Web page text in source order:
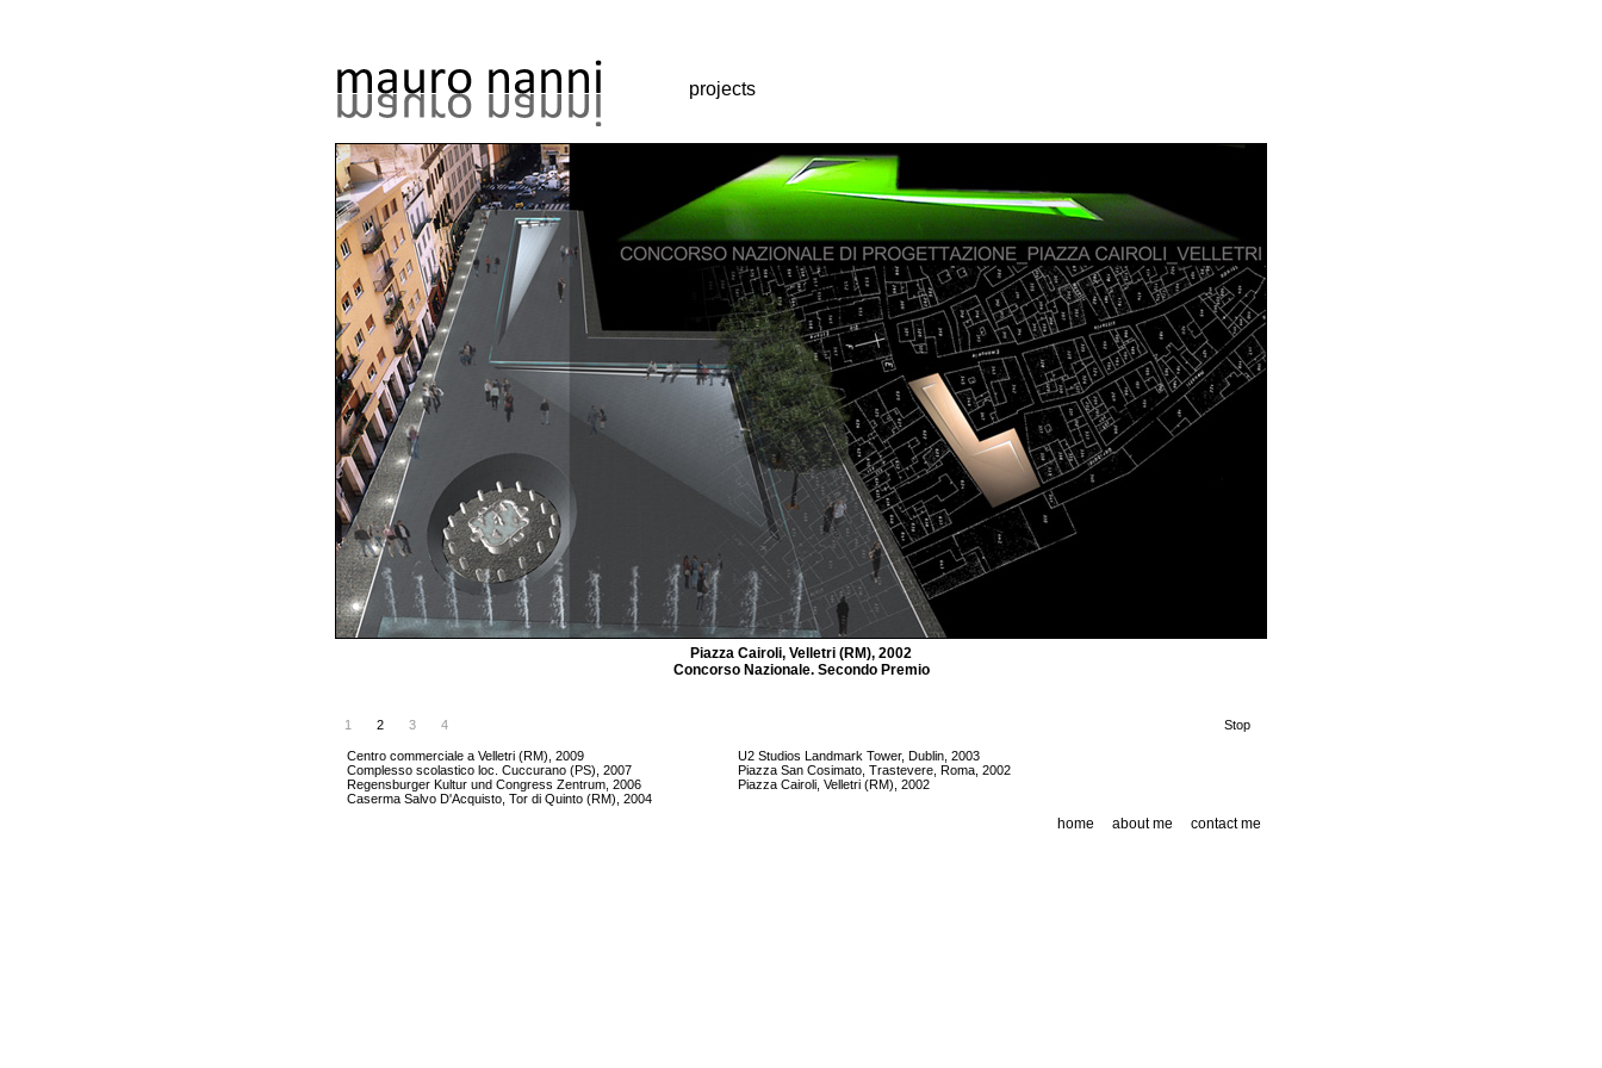
projects
Piazza Cairoli, Velletri (RM), 2002
Concorso Nazionale. Secondo Premio
Stop
1 2 3 4
Centro commerciale a Velletri (RM), 2009
U2 Studios Landmark Tower, Dublin, 2003
Complesso scolastico loc. Cuccurano (PS), 2007
Piazza San Cosimato, Trastevere, Roma, 2002
Regensburger Kultur und Congress Zentrum, 2006
Piazza Cairoli, Velletri (RM), 2002
Caserma Salvo D'Acquisto, Tor di Quinto (RM), 2004
home about me contact me